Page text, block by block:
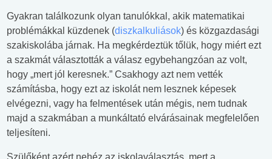
Gyakran találkozunk olyan tanulókkal, akik matematikai
problémákkal küzdenek (diszkalkuliások) és közgazdasági
szakiskolába járnak. Ha megkérdeztük tőlük, hogy miért ezt
a szakmát választották a válasz egybehangzóan az volt,
hogy „mert jól keresnek.” Csakhogy azt nem vették
számításba, hogy ezt az iskolát nem lesznek képesek
elvégezni, vagy ha felmentések után mégis, nem tudnak
majd a szakmában a munkáltató elvárásainak megfelelően
teljesíteni.
Szülőként azért nehéz az iskolaválasztás, mert a